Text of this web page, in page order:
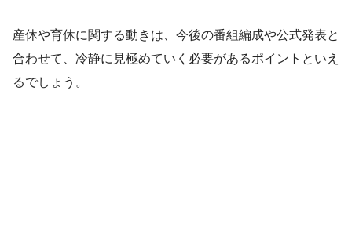
産休や育休に関する動きは、今後の番組編成や公式発表と
合わせて、冷静に見極めていく必要があるポイントといえ
るでしょう。